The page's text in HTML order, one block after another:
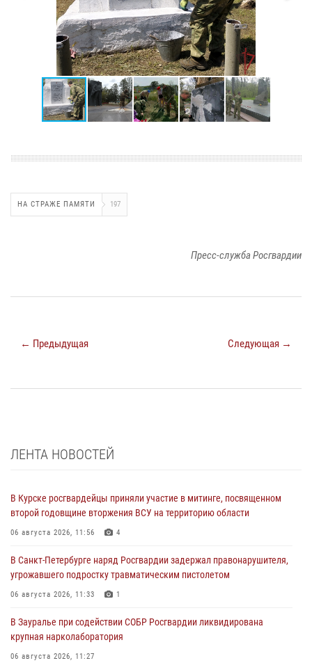
НА СТРАЖЕ ПАМЯТИ 197
Пресс-служба Росгвардии
← Предыдущая Следующая →
ЛЕНТА НОВОСТЕЙ
В Курске росгвардейцы приняли участие в митинге, посвященном
второй годовщине вторжения ВСУ на территорию области
06 августа 2026, 11:56 4
В Санкт-Петербурге наряд Росгвардии задержал правонарушителя,
угрожавшего подростку травматическим пистолетом
06 августа 2026, 11:33 1
В Зауралье при содействии СОБР Росгвардии ликвидирована
крупная нарколаборатория
06 августа 2026, 11:27